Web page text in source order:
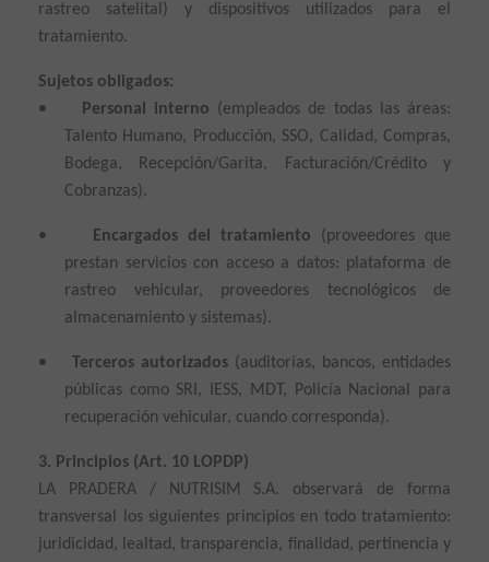
rastreo satelital) y dispositivos utilizados para el
tratamiento.
Sujetos obligados:
•
Personal interno (empleados de todas las áreas:
Talento Humano, Producción, SSO, Calidad, Compras,
Bodega, Recepción/Garita, Facturación/Crédito y
Cobranzas).
• Encargados del tratamiento (proveedores que
prestan servicios con acceso a datos: plataforma de
rastreo vehicular, proveedores tecnológicos de
almacenamiento y sistemas).
• Terceros autorizados (auditorías, bancos, entidades
públicas como SRI, IESS, MDT, Policía Nacional para
recuperación vehicular, cuando corresponda).
3. Principios (Art. 10 LOPDP)
LA PRADERA / NUTRISIM S.A. observará de forma
transversal los siguientes principios en todo tratamiento:
juridicidad, lealtad, transparencia, finalidad, pertinencia y